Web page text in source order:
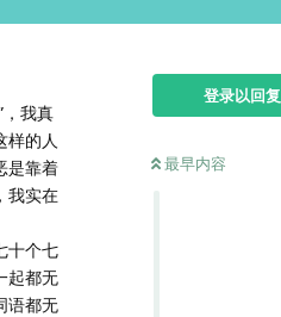
登录以回复
最早内容
我真
样的人
是靠着
我实在
十个七
起都无
语都无